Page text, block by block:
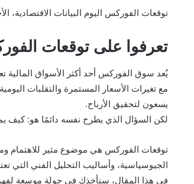
توقعات الفوركس اليوم البيانات الاقتصادية،
تعرفوا على توقعات
يُعد سوق الفوركس أحد أكثر الأسواق المالية
مع تغيرات الأسعار المستمرة والتقلبات
يسعون لتحقيق الأرباح.
لكن السؤال الذي يطرح نفسه دائمًا هو: كيف
توقعات الفوركس هي موضوع مثير للاهتمام
الجيوسياسية، وأساليب التحليل الفني التي
في هذا المقال، سنأخذك في جولة موسعة